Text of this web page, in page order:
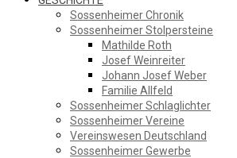
SOSSENHEIM
Sossenheimer Chronik
Sossenheimer Stolpersteine
Mathilde Roth
Josef Weinreiter
Johann Josef Weber
Familie Allfeld
Sossenheimer Schlaglichter
Sossenheimer Vereine
Vereinswesen Deutschland
Sossenheimer Gewerbe